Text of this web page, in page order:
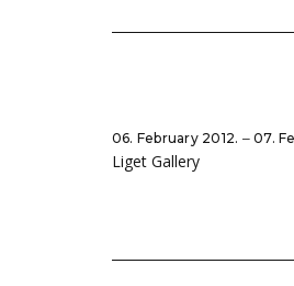
06. February 2012. ‒ 07.
Liget Gallery